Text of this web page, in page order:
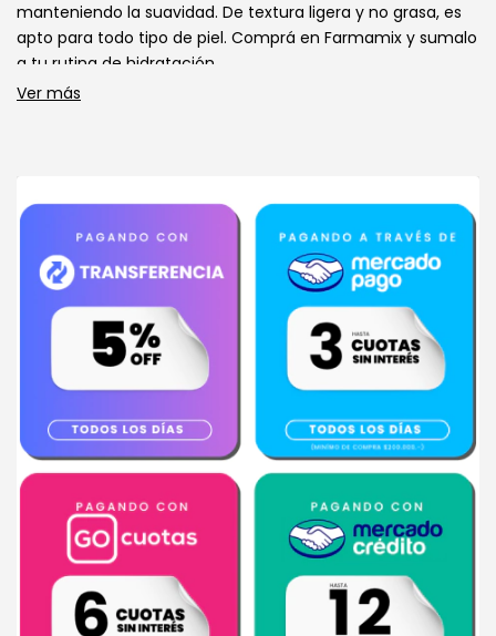
manteniendo la suavidad. De textura ligera y no grasa, es
apto para todo tipo de piel. Comprá en Farmamix y sumalo
a tu rutina de hidratación.
Ver más